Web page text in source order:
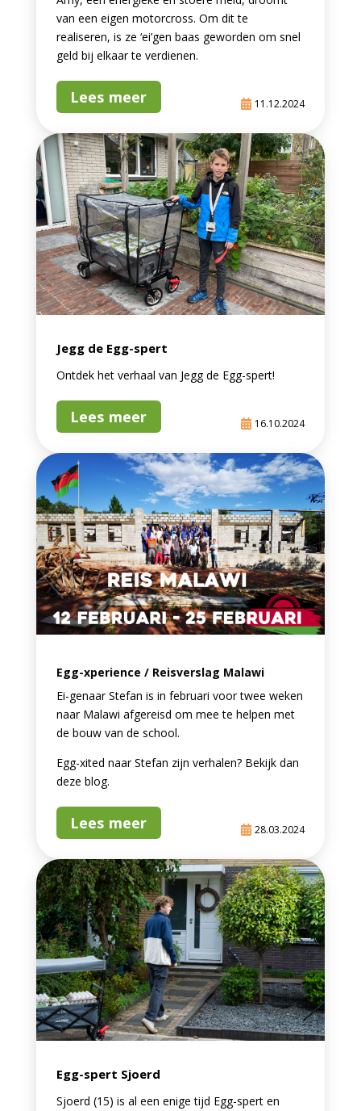
van een eigen motorcross. Om dit te
realiseren, is ze ‘ei’gen baas geworden om snel
geld bij elkaar te verdienen.
Lees meer 11.12.2024
Jegg de Egg-spert
Ontdek het verhaal van Jegg de Egg-spert!
Lees meer 16.10.2024
Egg-xperience / Reisverslag Malawi
Ei-genaar Stefan is in februari voor twee weken
naar Malawi afgereisd om mee te helpen met
de bouw van de school.
Egg-xited naar Stefan zijn verhalen? Bekijk dan
deze blog.
Lees meer 28.03.2024
Egg-spert Sjoerd
Sjoerd (15) is al een enige tijd Egg-spert en